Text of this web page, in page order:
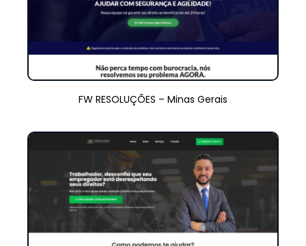
FW RESOLUÇÕES – Minas Gerais